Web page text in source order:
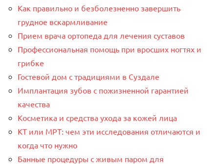
Как правильно и безболезненно завершить
грудное вскармливание
Прием врача ортопеда для лечения суставов
Профессиональная помощь при вросших ногтях и
грибке
Гостевой дом с традициями в Суздале
Имплантация зубов с пожизненной гарантией
качества
Косметика и средства ухода за кожей лица
КТ или МРТ: чем эти исследования отличаются и
когда что нужно
Банные процедуры с живым паром для